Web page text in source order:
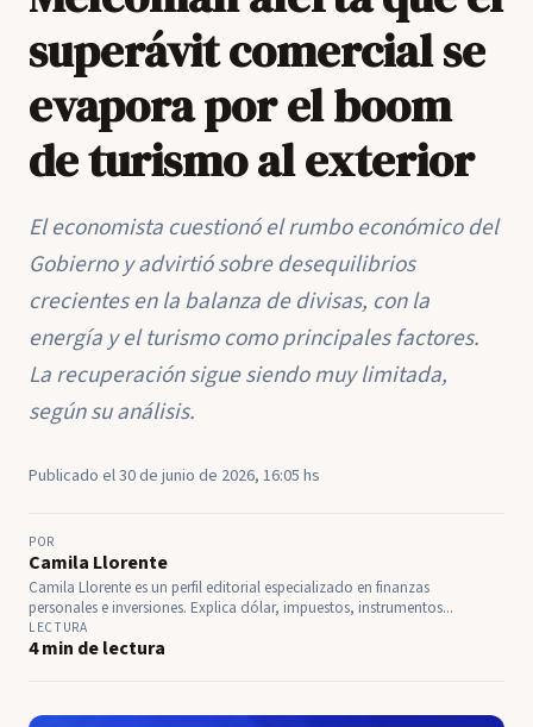
superávit comercial se
evapora por el boom
de turismo al exterior
El economista cuestionó el rumbo económico del
Gobierno y advirtió sobre desequilibrios
crecientes en la balanza de divisas, con la
energía y el turismo como principales factores.
La recuperación sigue siendo muy limitada,
según su análisis.
Publicado el 30 de junio de 2026, 16:05 hs
POR
Camila Llorente
Camila Llorente es un perfil editorial especializado en finanzas
personales e inversiones. Explica dólar, impuestos, instrumentos...
LECTURA
4 min de lectura